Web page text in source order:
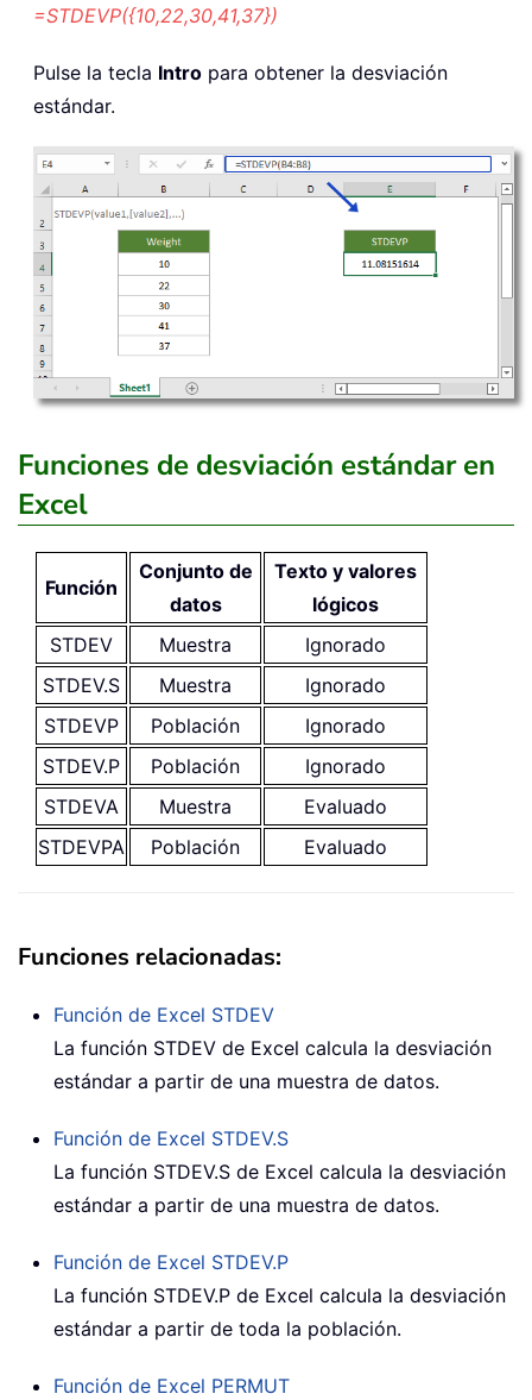
=STDEVP({10,22,30,41,37})
Pulse la tecla Intro para obtener la desviación
estándar.
Funciones de desviación estándar en
Excel
Función
Conjunto de
datos
Texto y valores
lógicos
STDEV
Muestra
Ignorado
STDEV.S
Muestra
Ignorado
STDEVP
Población
Ignorado
STDEV.P
Población
Ignorado
STDEVA
Muestra
Evaluado
STDEVPA
Población Evaluado
Funciones relacionadas:
Función de Excel STDEV
La función STDEV de Excel calcula la desviación
estándar a partir de una muestra de datos.
Función de Excel STDEV.S
La función STDEV.S de Excel calcula la desviación
estándar a partir de una muestra de datos.
Función de Excel STDEV.P
La función STDEV.P de Excel calcula la desviación
estándar a partir de toda la población.
Función de Excel PERMUT